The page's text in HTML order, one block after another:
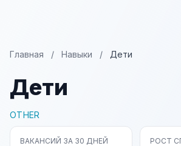
Главная / Навыки / Дети
Дети
OTHER
ВАКАНСИЙ ЗА 30 ДНЕЙ РОСТ